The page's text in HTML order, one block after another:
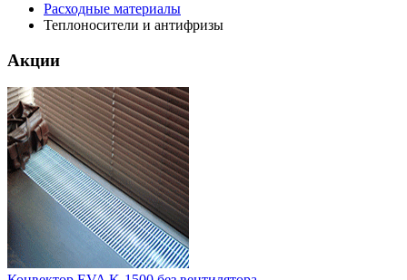
Расходные материалы
Теплоносители и антифризы
Акции